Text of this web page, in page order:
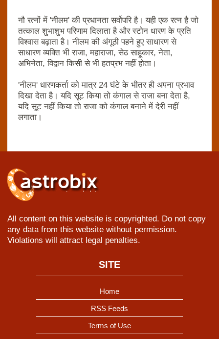
नौ रत्‍नों में 'नीलम' की प्रधानता सर्वोपरि है। यही एक रत्‍न है जो
तत्‍काल शुभाशुभ परिणाम दिलाता है और स्‍टोन धारण के प्रति
विश्‍वास बढ़ाता है। नीलम की अंगूठी पहने हुए साधारण से
साधारण व्‍यक्ति भी राजा, महाराजा, सेठ साहूकार, नेता,
अभिनेता, विद्वान किसी से भी हतप्रभ नहीं होता।
'नीलम' धारणकर्ता को मात्र 24 घंटे के भीतर ही अपना प्रभाव
दिखा देता है। यदि सूट किया तो कंगाल से राजा बना देता है,
यदि सूट नहीं किया तो राजा को कंगाल बनाने में देरी नहीं
लगाता।
All content on this website is copyrighted. Do not copy
any data from this website without permission.
Violations will attract legal penalties.
SITE
Home
RSS Feeds
Terms of Use